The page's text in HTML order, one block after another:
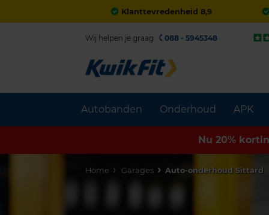
Klanttevredenheid 8,9
Autobanden Onderhoud APK
Wij helpen je graag. 088 - 5945348
Nu 20%
Home Garages Auto-onderhoud Sittard